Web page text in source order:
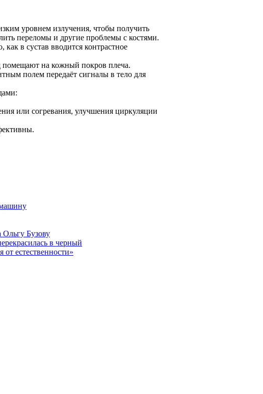
уровнем излучения, чтобы получить
переломы и другие проблемы с костями.
в сустав вводится контрастное
помещают на кожный покров плеча.
полем передаёт сигналы в тело для
или согревания, улучшения циркуляции
Ольгу Бузову
в черный
от естественности»